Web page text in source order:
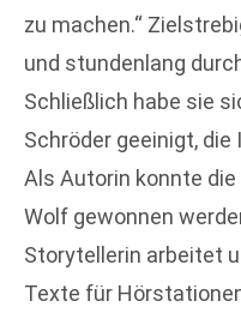
zu machen.“
und stundenlang
Schließlich habe sie
Schröder geeinigt,
Als Autorin konnte
Wolf gewonnen
Storytellerin arbeitet
Texte für